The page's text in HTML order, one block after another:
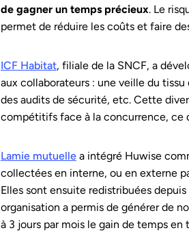
de gagner un temps précieux. Le
permet de réduire les coûts et faire
ICF Habitat, filiale de la SNCF, a
aux collaborateurs : une veille du
des audits de sécurité, etc. Cette
compétitifs face à la concurrence, ce
Lamie mutuellea intégré Huwise
collectées en interne, ou en externe
Elles sont ensuite redistribuées
organisation a permis de générer de
à 3 jours par mois le gain de temps